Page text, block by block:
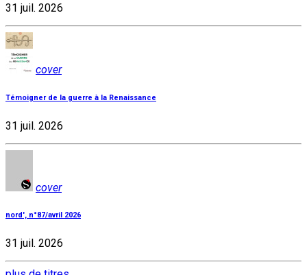
31 juil. 2026
cover
Témoigner de la guerre à la Renaissance
31 juil. 2026
cover
nord', n°87/avril 2026
31 juil. 2026